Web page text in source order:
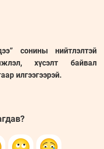
сонины нийтлэлтэй
хүсэлт байвал
илгээгээрэй.